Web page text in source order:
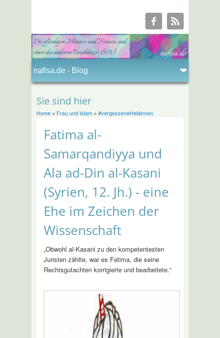
Sie sind hier
Home» Frau und Islam» #vergesseneHeldinnen
Fatima al-
Samarqandiyya und
Ala ad-Din al-Kasani
(Syrien, 12. Jh.) - eine
Ehe im Zeichen der
Wissenschaft
„Obwohl al-Kasani zu den kompetentesten
Juristen zählte, war es Fatima, die seine
Rechtsgutachten korrigierte und bearbeitete.“